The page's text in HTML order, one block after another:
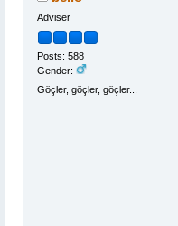
Adviser
Posts: 588
Gender:
Göçler, göçler, göçler...